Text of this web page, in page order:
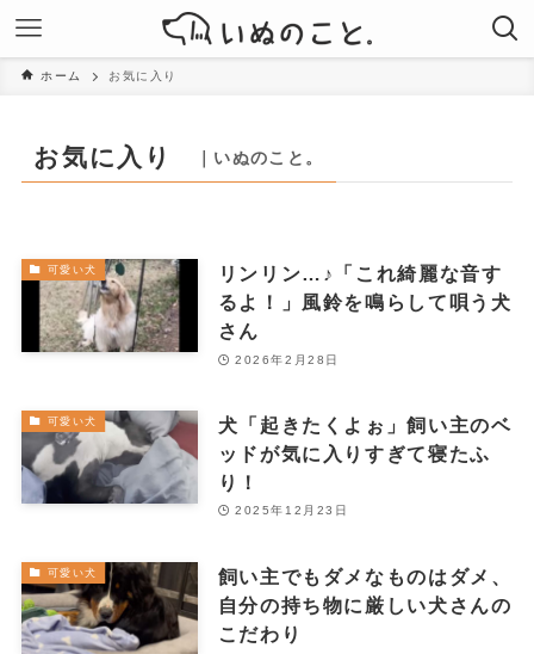
ホーム お気に入り
お気に入り ｜いぬのこと。
可愛い犬
リンリン…♪「これ綺麗な音す
るよ！」風鈴を鳴らして唄う犬
さん
2026年2月28日
可愛い犬
犬「起きたくよぉ」飼い主のベ
ッドが気に入りすぎて寝たふ
り！
2025年12月23日
可愛い犬
飼い主でもダメなものはダメ、
自分の持ち物に厳しい犬さんの
こだわり